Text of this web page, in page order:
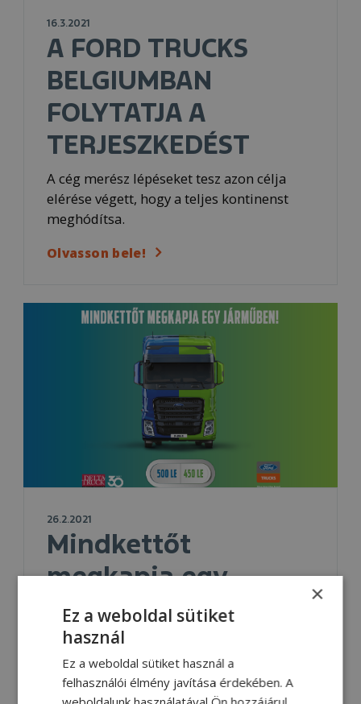
16.3.2021
A FORD TRUCKS
BELGIUMBAN
FOLYTATJA A
TERJESZKEDÉST
A cég merész lépéseket tesz azon célja
elérése végett, hogy a teljes kontinenst
meghódítsa.
Olvasson bele!
26.2.2021
Mindkettőt
megkapja egy
járműben!
Az F-MAX Eco+ módjával egy
gombnyomásra válthat 500 és 450 lóerő
között!
×
Ez a weboldal sütiket
használ
Ez a weboldal sütiket használ a
felhasználói élmény javítása érdekében. A